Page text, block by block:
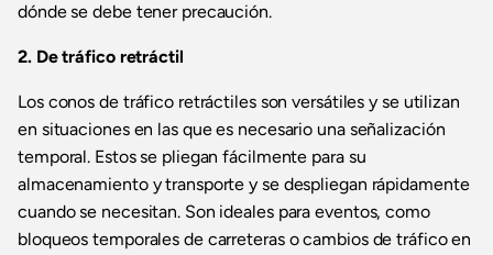
dónde se debe tener precaución.
2. De tráfico retráctil
Los conos de tráfico retráctiles son versátiles y se utilizan
en situaciones en las que es necesario una señalización
temporal. Estos se pliegan fácilmente para su
almacenamiento y transporte y se despliegan rápidamente
cuando se necesitan. Son ideales para eventos, como
bloqueos temporales de carreteras o cambios de tráfico en